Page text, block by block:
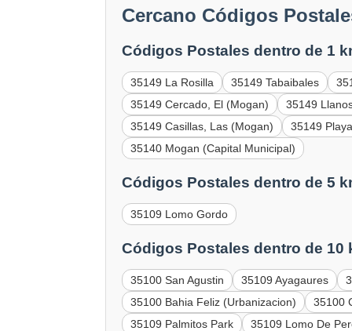
Cercano Códigos
Códigos Postales dentro de 1
35149 La Rosilla 35149 Tabaibales
35149 Cercado, El (Mogan)
35149
35149 Casillas, Las (Mogan)
35149
35140 Mogan (Capital Municipal)
Códigos Postales dentro de 5
35109 Lomo Gordo
Códigos Postales dentro de 10
35100 San Agustin 35109 Ayagaures
35100 Bahia Feliz (Urbanizacion)
35100
35109 Palmitos Park
35109 Lomo De